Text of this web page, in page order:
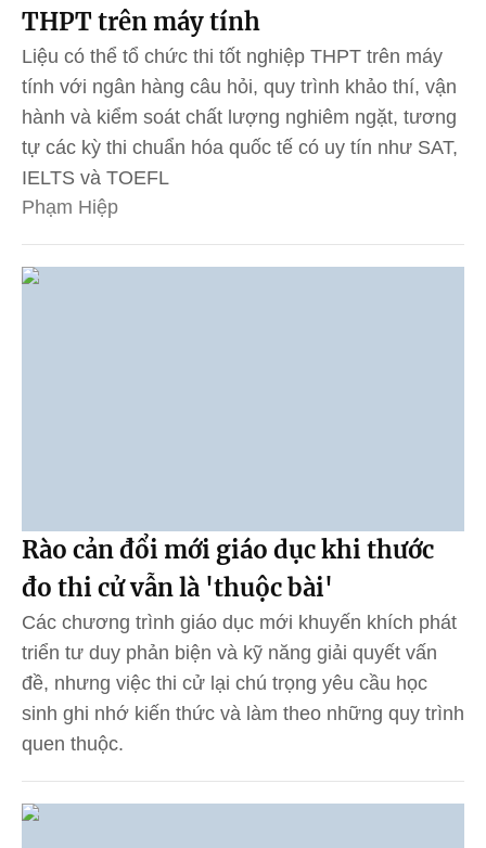
THPT trên máy tính
Liệu có thể tổ chức thi tốt nghiệp THPT trên máy
tính với ngân hàng câu hỏi, quy trình khảo thí, vận
hành và kiểm soát chất lượng nghiêm ngặt, tương
tự các kỳ thi chuẩn hóa quốc tế có uy tín như SAT,
IELTS và TOEFL
Phạm Hiệp
Rào cản đổi mới giáo dục khi thước
đo thi cử vẫn là 'thuộc bài'
Các chương trình giáo dục mới khuyến khích phát
triển tư duy phản biện và kỹ năng giải quyết vấn
đề, nhưng việc thi cử lại chú trọng yêu cầu học
sinh ghi nhớ kiến thức và làm theo những quy trình
quen thuộc.